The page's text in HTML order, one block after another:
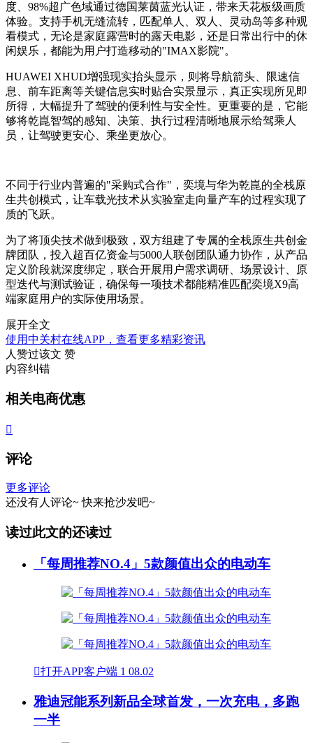
度、98%超广色域通过德国莱茵蓝光认证，带来天花板级画质
体验。支持手机无缝流转，匹配单人、双人、灵动岛等多种观
看模式，无论是家庭露营时的露天电影，还是日常出行中的休
闲娱乐，都能为用户打造移动的"IMAX影院"。
HUAWEI XHUD增强现实抬头显示，则将导航箭头、限速信
息、前车距离等关键信息实时贴合实景显示，真正实现所见即
所得，大幅提升了驾驶的便利性与安全性。更重要的是，它能
够将乾崑智驾的感知、决策、执行过程清晰地展示给驾乘人
员，让驾驶更安心、乘坐更放心。
不同于行业内普遍的"采购式合作"，奕境与华为乾崑的全栈原
生共创模式，让车载光技术从实验室走向量产车的过程实现了
质的飞跃。
为了将顶尖技术做到极致，双方组建了专属的全栈原生共创金
牌团队，投入超百亿资金与5000人联创团队通力协作，从产品
定义阶段就深度绑定，联合开展用户需求调研、场景设计、原
型迭代与测试验证，确保每一项技术都能精准匹配奕境X9高
端家庭用户的实际使用场景。
展开全文
使用中关村在线APP，查看更多精彩资讯
人赞过该文 赞
内容纠错
相关电商优惠

评论
更多评论
还没有人评论~ 快来抢沙发吧~
读过此文的还读过
「每周推荐NO.4」5款颜值出众的电动车
打开APP客户端 1 08.02
雅迪冠能系列新品全球首发，一次充电，多跑
一半